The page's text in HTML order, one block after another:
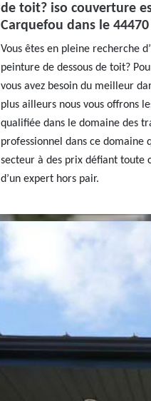
de toit? iso couverture
Carquefou dans le
Vous êtes en pleine recherche
peinture de dessous de toit?
vous avez besoin du meilleur
plus ailleurs nous vous offrons
qualifiée dans le domaine des
professionnel dans ce domaine
secteur à des prix défiant toute
d’un expert hors pair.